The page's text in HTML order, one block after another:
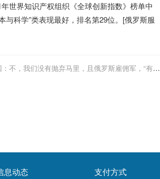
世界知识产权组织《全球创新指数》榜单中
与科学”类表现最好，排名第29位。[俄罗斯服
不，我们没有抛弃马里，且俄罗斯雇佣军，“有他
息动态 支付方式